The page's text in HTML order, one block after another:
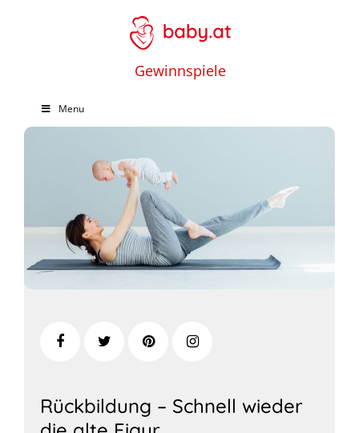
Gewinnspiele
Menu
Rückbildung – Schnell wieder